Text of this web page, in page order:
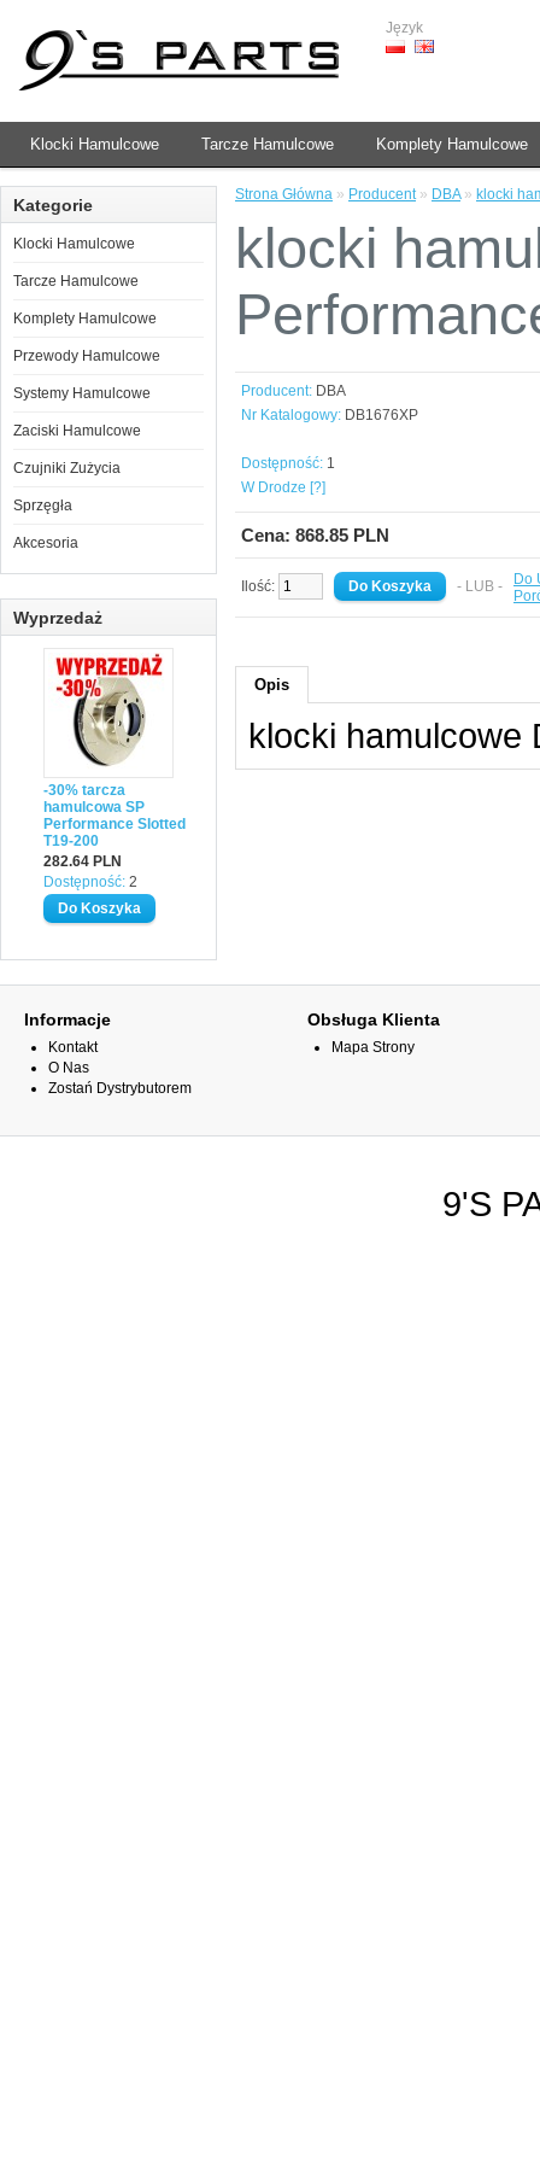
Język
Klocki Hamulcowe Tarcze Hamulcowe Komplety Hamulcowe
Kategorie
Klocki Hamulcowe
Tarcze Hamulcowe
Komplety Hamulcowe
Przewody Hamulcowe
Systemy Hamulcowe
Zaciski Hamulcowe
Czujniki Zużycia
Sprzęgła
Akcesoria
Wyprzedaż
-30% tarcza
hamulcowa SP
Performance Slotted
T19-200
282.64 PLN
Dostępność: 2
Strona Główna » Producent» DBA» klocki
klocki
Producent: DBA
Nr Katalogowy: DB1676XP
Dostępność: 1
W Drodze [?]
Cena: 868.85 PLN
Ilość: - LUB -
Do
Opis
klocki hamulcowe
Informacje
Kontakt
O Nas
Zostań Dystrybutorem
Obsługa Klienta
Mapa Strony
9'S